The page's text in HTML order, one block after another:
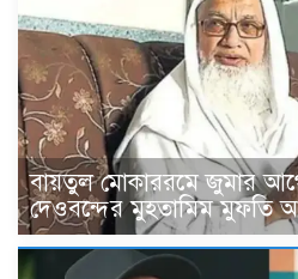
বায়তুল মোকাররমে জুমার
দেওবন্দের মুহতামিম মুফতি